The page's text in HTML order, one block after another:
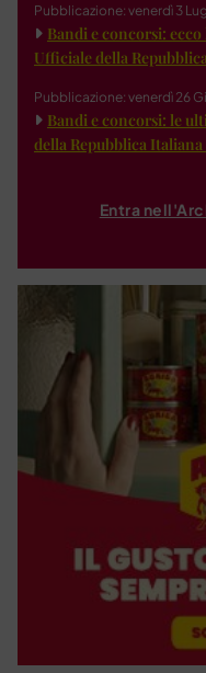
Pubblicazione: venerdì 3
Bandi e concorsi:
Ufficiale della
Pubblicazione: venerdì 26
Bandi e concorsi: le
della Repubblica
Entra